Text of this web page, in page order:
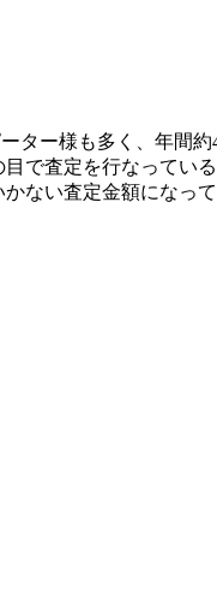
ター様も多く、年間
で査定を行なってい
ない査定金額になっ